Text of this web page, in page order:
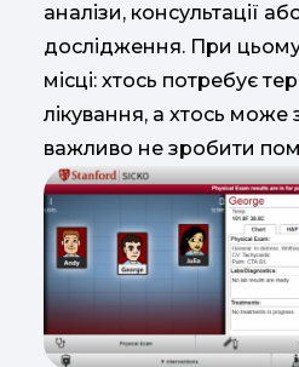
аналізи, консультації
дослідження. При цьому
місці: хтось потребує
лікування, а хтось може
важливо не зробити